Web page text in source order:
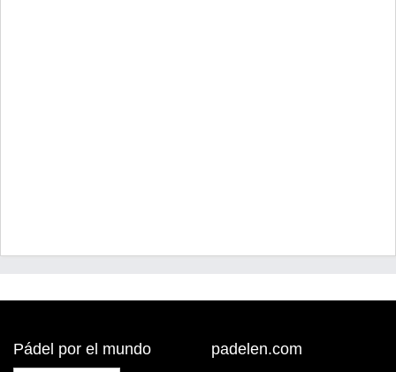
Pádel por el mundo padelen.com